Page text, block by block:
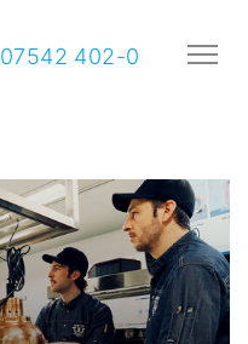
07542 402-0